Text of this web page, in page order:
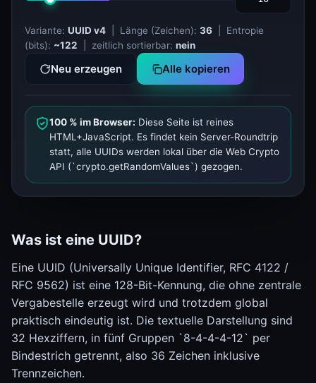
Variante: UUID v4 | Länge (Zeichen): 36 | Entropie
(bits): ~122 | zeitlich sortierbar: nein
Neu erzeugen Alle kopieren
100 % im Browser: Diese Seite ist reines
HTML+JavaScript. Es findet kein Server-Roundtrip
statt, alle UUIDs werden lokal über die Web Crypto
API (`crypto.getRandomValues`) gezogen.
Was ist eine UUID?
Eine UUID (Universally Unique Identifier, RFC 4122 /
RFC 9562) ist eine 128-Bit-Kennung, die ohne zentrale
Vergabestelle erzeugt wird und trotzdem global
praktisch eindeutig ist. Die textuelle Darstellung sind
32 Hexziffern, in fünf Gruppen `8-4-4-4-12` per
Bindestrich getrennt, also 36 Zeichen inklusive
Trennzeichen.